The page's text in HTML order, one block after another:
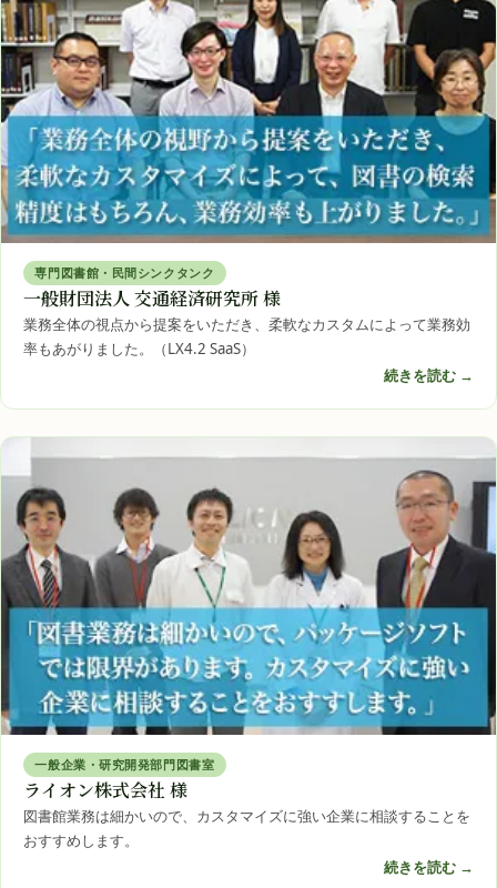
専門図書館・民間シンクタンク
一般財団法人 交通経済研究所 様
業務全体の視点から提案をいただき、柔軟なカスタムによって業務効
率もあがりました。（LX4.2 SaaS）
続きを読む →
一般企業・研究開発部門図書室
ライオン株式会社 様
図書館業務は細かいので、カスタマイズに強い企業に相談することを
おすすめします。
続きを読む →